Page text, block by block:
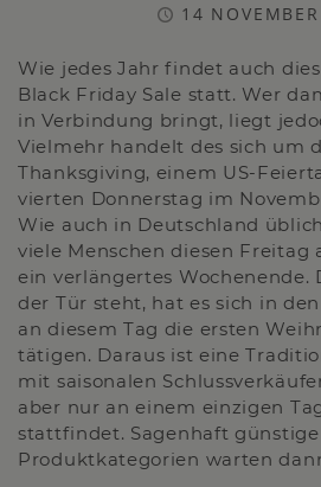
14
Wie jedes Jahr findet auch
Black Friday Sale statt. Wer
in Verbindung bringt, liegt
Vielmehr handelt des sich um
Thanksgiving, einem US-
vierten Donnerstag im
Wie auch in Deutschland
viele Menschen diesen Freitag
ein verlängertes Wochenende.
der Tür steht, hat es sich in
an diesem Tag die ersten
tätigen. Daraus ist eine
mit saisonalen
aber nur an einem einzigen
stattfindet. Sagenhaft
Produktkategorien warten